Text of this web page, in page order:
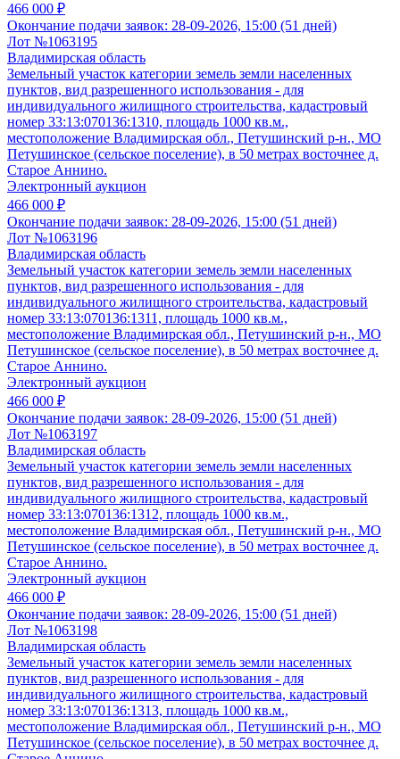
466 000 ₽
Окончание подачи заявок: 28-09-2026, 15:00 (51 дней)
Лот №1063195
Владимирская область
Земельный участок категории земель земли населенных
пунктов, вид разрешенного использования - для
индивидуального жилищного строительства, кадастровый
номер 33:13:070136:1310, площадь 1000 кв.м.,
местоположение Владимирская обл., Петушинский р-н., МО
Петушинское (сельское поселение), в 50 метрах восточнее д.
Старое Аннино.
Электронный аукцион
466 000 ₽
Окончание подачи заявок: 28-09-2026, 15:00 (51 дней)
Лот №1063196
Владимирская область
Земельный участок категории земель земли населенных
пунктов, вид разрешенного использования - для
индивидуального жилищного строительства, кадастровый
номер 33:13:070136:1311, площадь 1000 кв.м.,
местоположение Владимирская обл., Петушинский р-н., МО
Петушинское (сельское поселение), в 50 метрах восточнее д.
Старое Аннино.
Электронный аукцион
466 000 ₽
Окончание подачи заявок: 28-09-2026, 15:00 (51 дней)
Лот №1063197
Владимирская область
Земельный участок категории земель земли населенных
пунктов, вид разрешенного использования - для
индивидуального жилищного строительства, кадастровый
номер 33:13:070136:1312, площадь 1000 кв.м.,
местоположение Владимирская обл., Петушинский р-н., МО
Петушинское (сельское поселение), в 50 метрах восточнее д.
Старое Аннино.
Электронный аукцион
466 000 ₽
Окончание подачи заявок: 28-09-2026, 15:00 (51 дней)
Лот №1063198
Владимирская область
Земельный участок категории земель земли населенных
пунктов, вид разрешенного использования - для
индивидуального жилищного строительства, кадастровый
номер 33:13:070136:1313, площадь 1000 кв.м.,
местоположение Владимирская обл., Петушинский р-н., МО
Петушинское (сельское поселение), в 50 метрах восточнее д.